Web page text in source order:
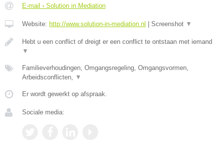
E-mail › Solution in Mediation
Website: http://www.solution-in-mediation.nl Screenshot ▼
Hebt u een conflict of dreigt er een conflict te ontstaan met iemand
▼
Familieverhoudingen, Omgangsregeling, Omgangsvormen,
Arbeidsconflicten, ▼
Er wordt gewerkt op afspraak.
Sociale media: